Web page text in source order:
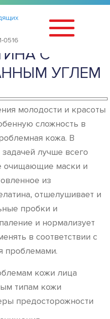
0516
ИЗ
С
УГЛЕМ
молодости и красоты
сложность в
кожа. В
лучше всего
очищающие маски и
из
отшелушивает и
пробки и
и нормализует
в соответствии с
проблемами.
кожи лица
типам кожи
предосторожности